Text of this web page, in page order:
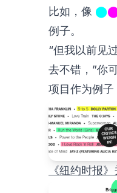
比如，像 ⬤
例子。
“但我以前见
去不错，”你
项目作为例子
《纽约时报